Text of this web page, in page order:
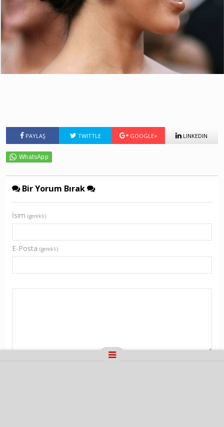
PAYLAŞ TWITTLE GOOGLE+ LINKEDIN
Bir Yorum Bırak
İsim (gerekli)
E-Posta (gerekli)